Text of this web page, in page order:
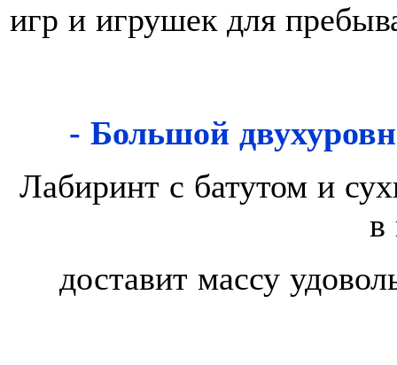
игр и игрушек для
- Большой
Лабиринт с батутом и
в
доставит массу